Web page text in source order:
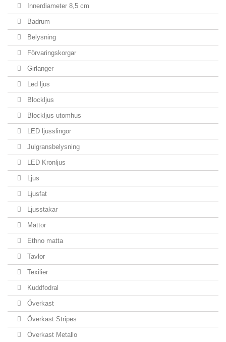
Innerdiameter 8,5 cm
Badrum
Belysning
Förvaringskorgar
Girlanger
Led ljus
Blockljus
Blockljus utomhus
LED ljusslingor
Julgransbelysning
LED Kronljus
Ljus
Ljusfat
Ljusstakar
Mattor
Ethno matta
Tavlor
Texilier
Kuddfodral
Överkast
Överkast Stripes
Överkast Metallo